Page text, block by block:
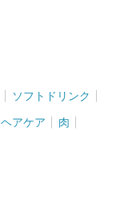
ソフトドリンク
ヘアケア 肉